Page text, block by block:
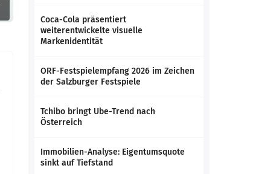
Coca-Cola präsentiert
weiterentwickelte visuelle
Markenidentität
ORF-Festspielempfang 2026 im Zeichen
der Salzburger Festspiele
Tchibo bringt Ube-Trend nach
Österreich
Immobilien-Analyse: Eigentumsquote
sinkt auf Tiefstand